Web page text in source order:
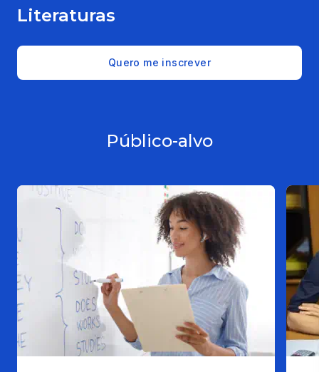
Literaturas
Quero me inscrever
Público-alvo